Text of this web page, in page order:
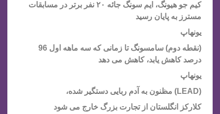
کیم جو هیونگ، ایم سونگ جائه ۲۰ نفر برتر در مسابقات
مسترز به پایان رسید
یونهاپ
(نقطه دوم) سامسونگ تا زمانی که سه ماهه اول 96
درصد کاهش یابد، کاهش می دهد
یونهاپ
کلارکز انگلستان از تجارت بزرگ خارج می شود